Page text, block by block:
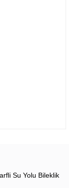
Su Yolu Bileklik